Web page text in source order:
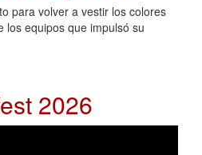
para volver a vestir los colores
los equipos que impulsó su
2026